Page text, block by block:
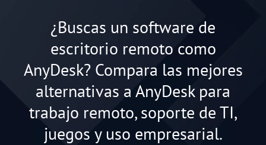
¿Buscas un software de
escritorio remoto como
AnyDesk? Compara las mejores
alternativas a AnyDesk para
trabajo remoto, soporte de TI,
juegos y uso empresarial.